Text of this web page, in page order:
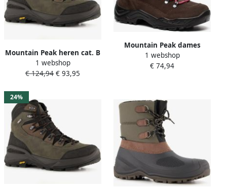
Mountain Peak heren cat. B
wandelschoenen vibram
zool bruin
1 webshop
€ 124,94 € 93,95
Mountain Peak dames
wandelschoenen categorie
B Bruin
1 webshop
€ 74,94
24%